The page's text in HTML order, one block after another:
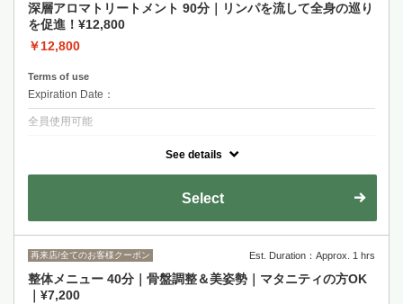
深層アロマトリートメント 90分｜リンパを流して全身の巡り
を促進！¥12,800
￥12,800
Terms of use
Expiration Date：
全員使用可能
で、老廃物をしっかり押し流して、心身ともにリラックス♪
See details
Select
再来店/全てのお客様クーポン Est. Duration：Approx. 1 hrs
整体メニュー 40分｜骨盤調整＆美姿勢｜マタニティの方OK
｜¥7,200